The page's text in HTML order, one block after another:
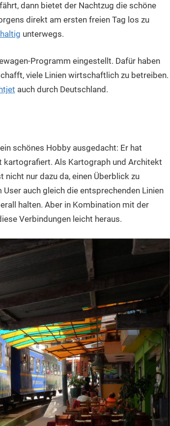
fährt, dann bietet der Nachtzug die schöne
direkt am ersten freien Tag los zu
unterwegs.
Programm eingestellt. Dafür haben
viele Linien wirtschaftlich zu betreiben.
auch durch Deutschland.
schönes Hobby ausgedacht: Er hat
Als Kartograph und Architekt
nur dazu da, einen Überblick zu
auch gleich die entsprechenden Linien
halten. Aber in Kombination mit der
Verbindungen leicht heraus.